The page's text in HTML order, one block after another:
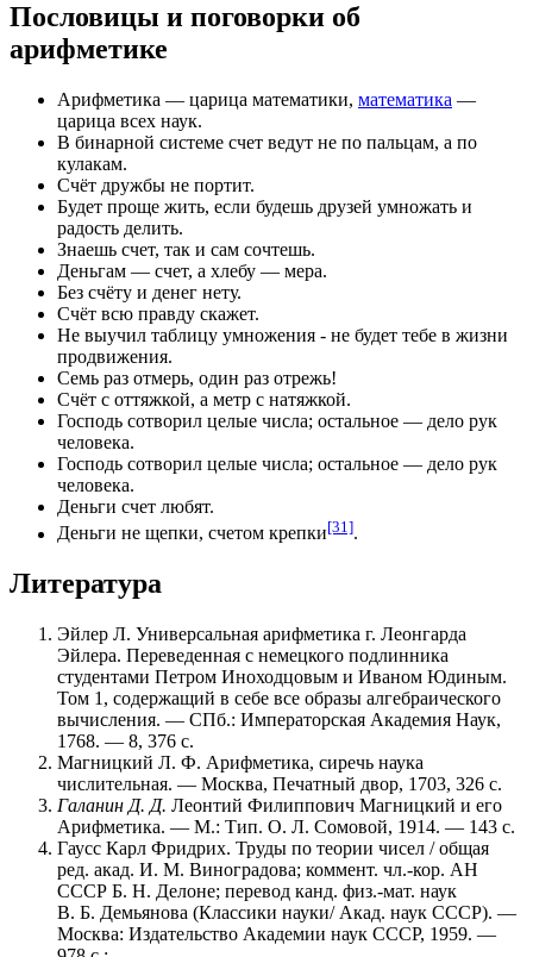
Пословицы и поговорки об
арифметике
Арифметика — царица математики, математика —
царица всех наук.
В бинарной системе счет ведут не по пальцам, а по
кулакам.
Счёт дружбы не портит.
Будет проще жить, если будешь друзей умножать и
радость делить.
Знаешь счет, так и сам сочтешь.
Деньгам — счет, а хлебу — мера.
Без счёту и денег нету.
Счёт всю правду скажет.
Не выучил таблицу умножения - не будет тебе в жизни
продвижения.
Семь раз отмерь, один раз отрежь!
Счёт с оттяжкой, а метр с натяжкой.
Господь сотворил целые числа; остальное — дело рук
человека.
Господь сотворил целые числа; остальное — дело рук
человека.
Деньги счет любят.
Деньги не щепки, счетом крепки[31].
Литература
Эйлер Л. Универсальная арифметика г. Леонгарда
Эйлера. Переведенная с немецкого подлинника
студентами Петром Иноходцовым и Иваном Юдиным.
Том 1, содержащий в себе все образы алгебраического
вычисления. — СПб.: Императорская Академия Наук,
1768. — 8, 376 c.
Магницкий Л. Ф. Арифметика, сиречь наука
числительная. — Москва, Печатный двор, 1703, 326 с.
Галанин Д. Д. Леонтий Филиппович Магницкий и его
Арифметика. — М.: Тип. О. Л. Сомовой, 1914. — 143 с.
Гаусс Карл Фридрих. Труды по теории чисел / общая
ред. акад. И. М. Виноградова; коммент. чл.-кор. АН
СССР Б. Н. Делоне; перевод канд. физ.-мат. наук
В. Б. Демьянова (Классики науки/ Акад. наук СССР). —
Москва: Издательство Академии наук СССР, 1959. —